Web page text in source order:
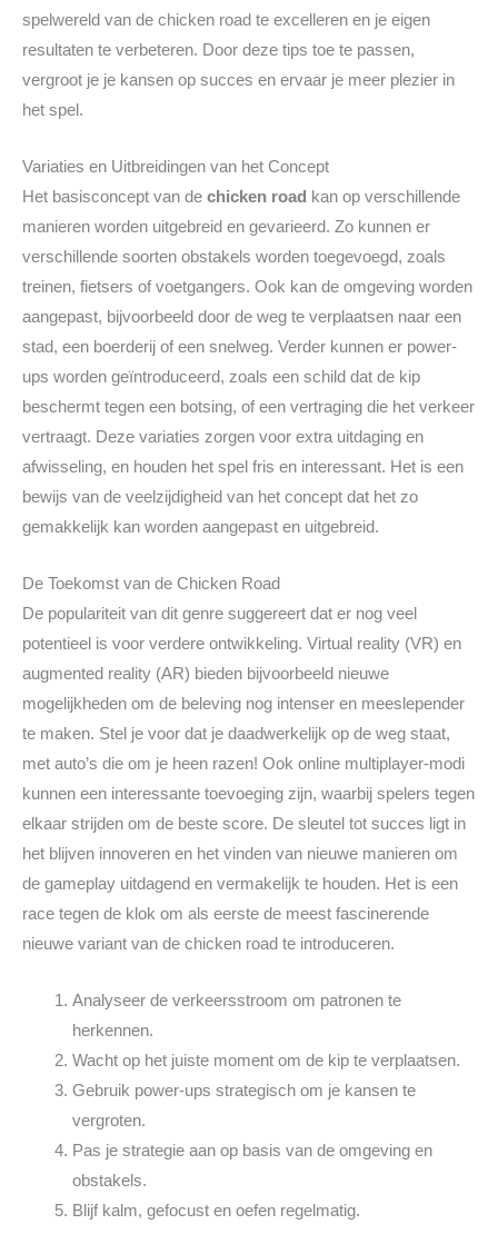
spelwereld van de chicken road te excelleren en je eigen
resultaten te verbeteren. Door deze tips toe te passen,
vergroot je je kansen op succes en ervaar je meer plezier in
het spel.
Variaties en Uitbreidingen van het Concept
Het basisconcept van de chicken road kan op verschillende
manieren worden uitgebreid en gevarieerd. Zo kunnen er
verschillende soorten obstakels worden toegevoegd, zoals
treinen, fietsers of voetgangers. Ook kan de omgeving worden
aangepast, bijvoorbeeld door de weg te verplaatsen naar een
stad, een boerderij of een snelweg. Verder kunnen er power-
ups worden geïntroduceerd, zoals een schild dat de kip
beschermt tegen een botsing, of een vertraging die het verkeer
vertraagt. Deze variaties zorgen voor extra uitdaging en
afwisseling, en houden het spel fris en interessant. Het is een
bewijs van de veelzijdigheid van het concept dat het zo
gemakkelijk kan worden aangepast en uitgebreid.
De Toekomst van de Chicken Road
De populariteit van dit genre suggereert dat er nog veel
potentieel is voor verdere ontwikkeling. Virtual reality (VR) en
augmented reality (AR) bieden bijvoorbeeld nieuwe
mogelijkheden om de beleving nog intenser en meeslepender
te maken. Stel je voor dat je daadwerkelijk op de weg staat,
met auto’s die om je heen razen! Ook online multiplayer-modi
kunnen een interessante toevoeging zijn, waarbij spelers tegen
elkaar strijden om de beste score. De sleutel tot succes ligt in
het blijven innoveren en het vinden van nieuwe manieren om
de gameplay uitdagend en vermakelijk te houden. Het is een
race tegen de klok om als eerste de meest fascinerende
nieuwe variant van de chicken road te introduceren.
Analyseer de verkeersstroom om patronen te
herkennen.
Wacht op het juiste moment om de kip te verplaatsen.
Gebruik power-ups strategisch om je kansen te
vergroten.
Pas je strategie aan op basis van de omgeving en
obstakels.
Blijf kalm, gefocust en oefen regelmatig.